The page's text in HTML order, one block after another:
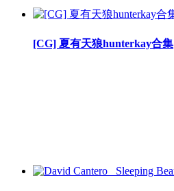
[CG] 夏有天狼hunterkay合集